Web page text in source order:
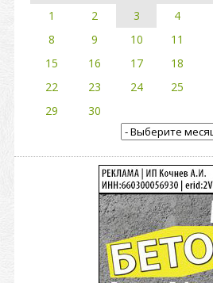
1
2 3 4
8
9 10 11
15
16 17 18
22
23 24 25
29
30